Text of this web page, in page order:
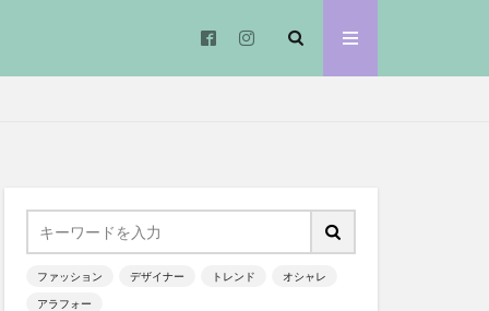
ファッション デザイナー トレンド オシャレ
アラフォー